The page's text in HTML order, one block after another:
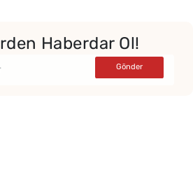
Haberdar Ol!